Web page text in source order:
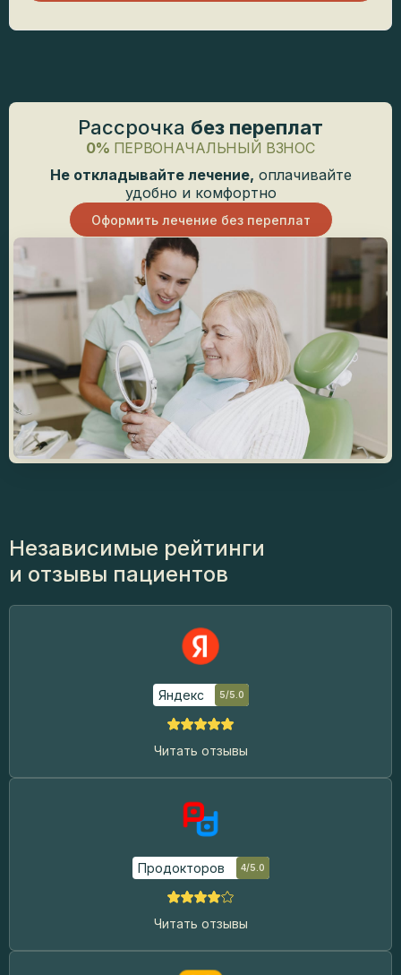
Рассрочка без переплат
0% ПЕРВОНАЧАЛЬНЫЙ ВЗНОС
Не откладывайте лечение, оплачивайте
удобно и комфортно
Оформить лечение без переплат
Независимые рейтинги
и отзывы пациентов
Яндекс 5/5.0
Читать отзывы
Продокторов 4/5.0
Читать отзывы